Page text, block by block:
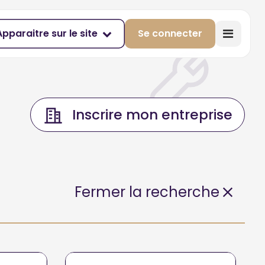
sur le site Se connecter
Inscrire mon entreprise
Fermer la recherche